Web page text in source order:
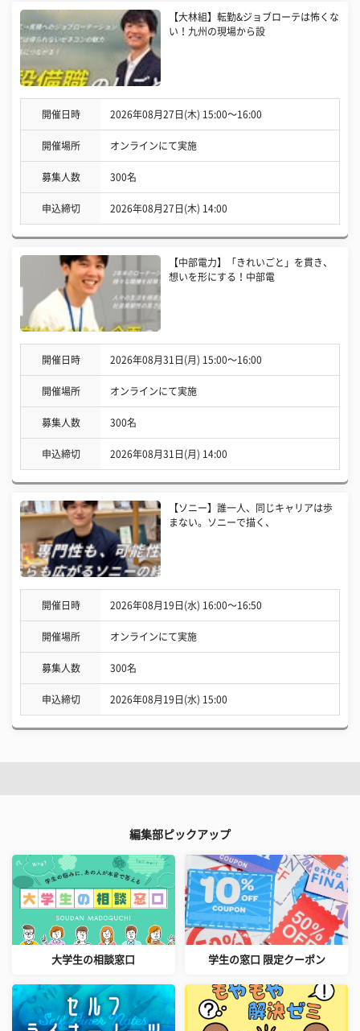
【大林組】転勤&ジョブローテは怖くな
い！九州の現場から設
開催日時 2026年08月27日(木) 15:00〜16:00
開催場所 オンラインにて実施
募集人数 300名
申込締切 2026年08月27日(木) 14:00
【中部電力】「きれいごと」を貫き、
想いを形にする！中部電
開催日時 2026年08月31日(月) 15:00〜16:00
開催場所 オンラインにて実施
募集人数 300名
申込締切 2026年08月31日(月) 14:00
【ソニー】誰一人、同じキャリアは歩
まない。ソニーで描く、
開催日時 2026年08月19日(水) 16:00〜16:50
開催場所 オンラインにて実施
募集人数 300名
申込締切 2026年08月19日(水) 15:00
編集部ピックアップ
大学生の相談窓口 学生の窓口 限定クーポン